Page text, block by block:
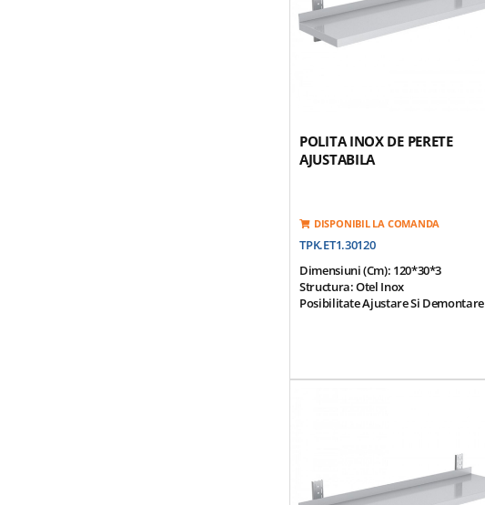
POLITA INOX DE PERETE
AJUSTABILA
DISPONIBIL LA COMANDA
TPK.ET1.30120
Dimensiuni (cm): 120*30*3
Structura: Otel Inox
Posibilitate Ajustare Si Demontare